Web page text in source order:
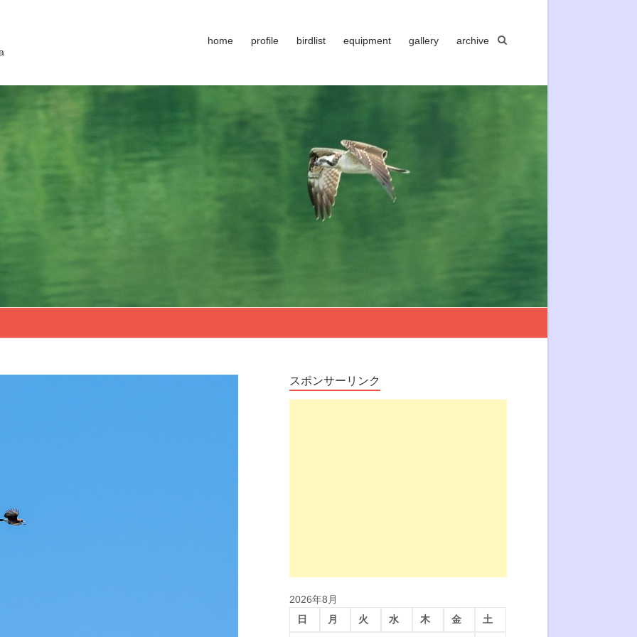
home profile birdlist equipment gallery archive
スポンサーリンク
2026年8月
日
月 火 水 木 金 土